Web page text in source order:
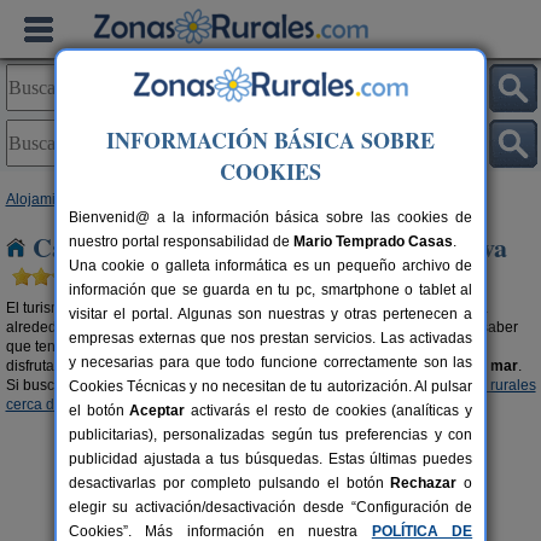
Alojamientos
Casas rurales cerca de la playa en Huelva
El turismo rural es mucho más que bellos parajes y una bonita naturaleza
alrededor. Si buscas
debes saber
que tenemos una amplia oferta donde elegir. Alojamientos rurales donde
disfrutar de la belleza que nos proporciona la naturaleza y elencanto del mar.
Si buscas un contraste diferente, te recomendamos visitar nuestrascasas rurales
cerca de la nieve en Huelva .
INFORMACIÓN BÁSICA SOBRE
COOKIES
Bienvenid@ a la información básica sobre las cookies de
nuestro portal responsabilidad de Mario Temprado Casas.
Una cookie o galleta informática es un pequeño archivo de
información que se guarda en tu pc, smartphone o tablet al
visitar el portal. Algunas son nuestras y otras pertenecen a
empresas externas que nos prestan servicios. Las activadas
y necesarias para que todo funcione correctamente son las
Cookies Técnicas y no necesitan de tu autorización. Al pulsar
el botónAceptar activarás el resto de cookies (analíticas y
publicitarias), personalizadas según tus preferencias y con
publicidad ajustada a tus búsquedas. Estas últimas puedes
desactivarlas por completo pulsando el botón Rechazar o
elegir su activación/desactivación desde “Configuración de
Cookies”. Más información en nuestra
POLÍTICA DE